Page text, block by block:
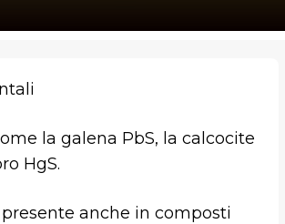
la galena PbS, la calcocite
HgS.
anche in composti